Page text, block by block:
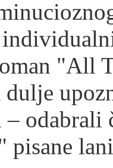
"All
dulje
odabrali
pisane